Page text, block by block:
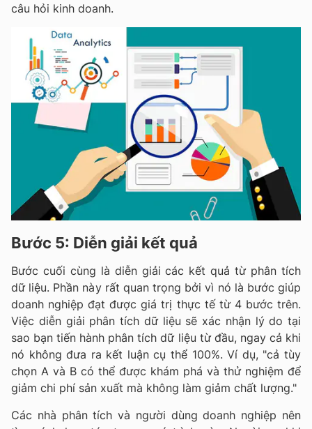
câu hỏi kinh doanh.
Bước 5: Diễn giải kết quả
Bước cuối cùng là diễn giải các kết quả từ phân tích
dữ liệu. Phần này rất quan trọng bởi vì nó là bước giúp
doanh nghiệp đạt được giá trị thực tế từ 4 bước trên.
Việc diễn giải phân tích dữ liệu sẽ xác nhận lý do tại
sao bạn tiến hành phân tích dữ liệu từ đầu, ngay cả khi
nó không đưa ra kết luận cụ thể 100%. Ví dụ, "cả tùy
chọn A và B có thể được khám phá và thử nghiệm để
giảm chi phí sản xuất mà không làm giảm chất lượng."
Các nhà phân tích và người dùng doanh nghiệp nên